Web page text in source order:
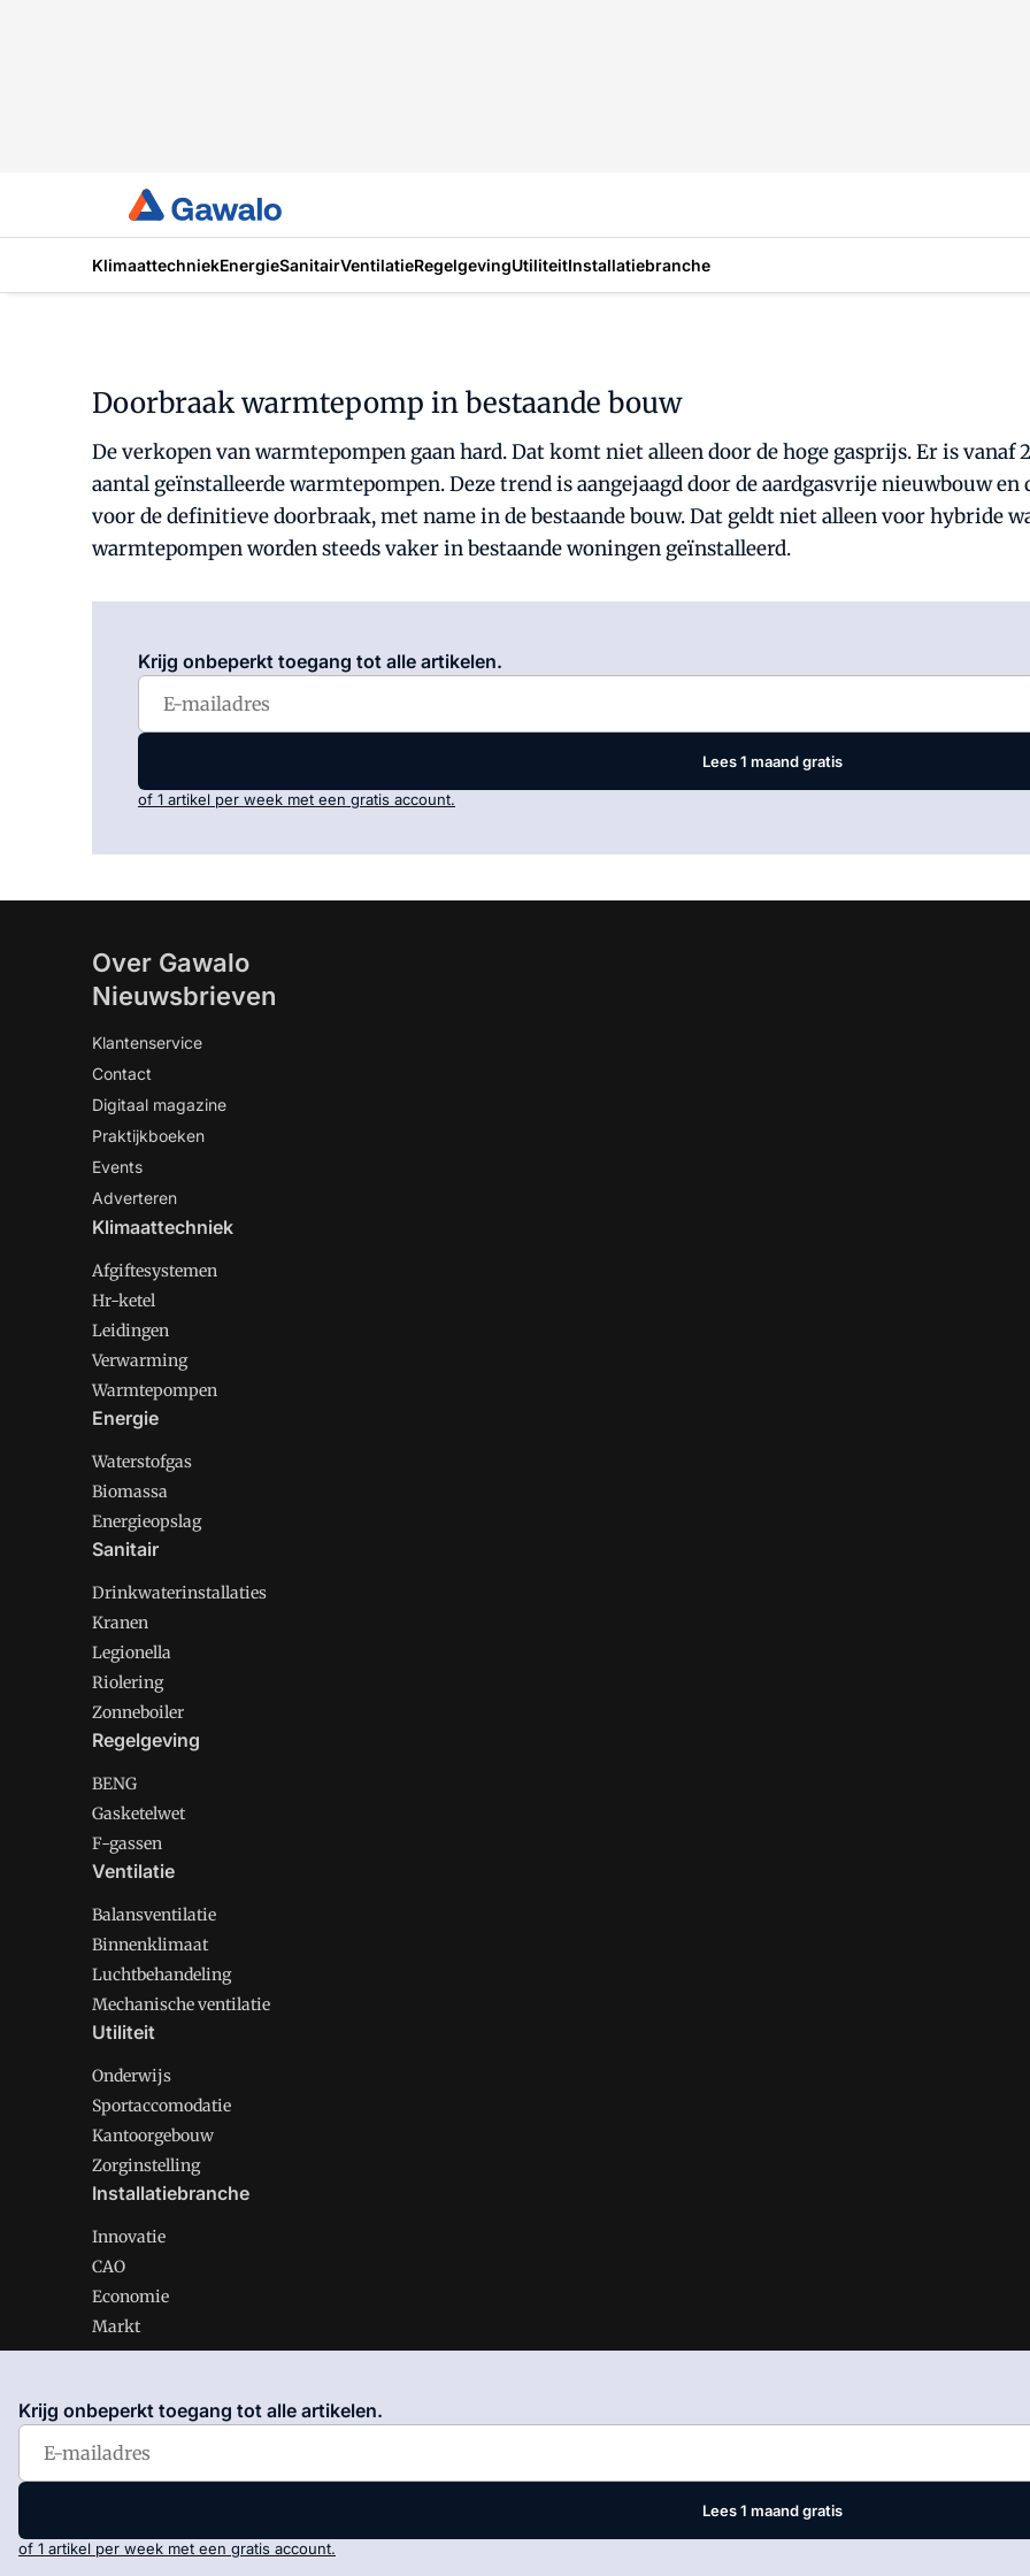
KlimaattechniekEnergieSanitairVentilatieRegelgevingUtiliteitInstallatiebranche
Doorbraak warmtepomp in bestaande bouw
De verkopen van warmtepompen gaan hard. Dat komt niet alleen door de hoge gasprijs. Er is vanaf
aantal geïnstalleerde warmtepompen. Deze trend is aangejaagd door de aardgasvrije nieuwbouw en
voor de definitieve doorbraak, met name in de bestaande bouw. Dat geldt niet alleen voor hybride
warmtepompen worden steeds vaker in bestaande woningen geïnstalleerd.
Krijg onbeperkt toegang tot alle artikelen.
Lees 1 maand gratis
of 1 artikel per week met een gratis account.
Over Gawalo
Nieuwsbrieven
Klantenservice
Contact
Digitaal magazine
Praktijkboeken
Events
Adverteren
Klimaattechniek
Afgiftesystemen
Hr-ketel
Leidingen
Verwarming
Warmtepompen
Energie
Waterstofgas
Biomassa
Energieopslag
Sanitair
Drinkwaterinstallaties
Kranen
Legionella
Riolering
Zonneboiler
Regelgeving
BENG
Gasketelwet
F-gassen
Ventilatie
Balansventilatie
Binnenklimaat
Luchtbehandeling
Mechanische ventilatie
Utiliteit
Onderwijs
Sportaccomodatie
Kantoorgebouw
Zorginstelling
Installatiebranche
Innovatie
CAO
Economie
Markt
Gawalo is onderdeel van VMN media. Lees inons manifestwaar VMN media voor staat. Op gebruik van deze site zijn de
Voorwaarden
Krijg onbeperkt toegang tot alle artikelen.
Lees 1 maand gratis
of 1 artikel per week met een gratis account.